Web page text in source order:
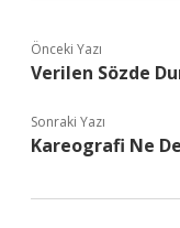
Önceki Yazı
Verilen Sözde
Sonraki Yazı
Kareografi Ne